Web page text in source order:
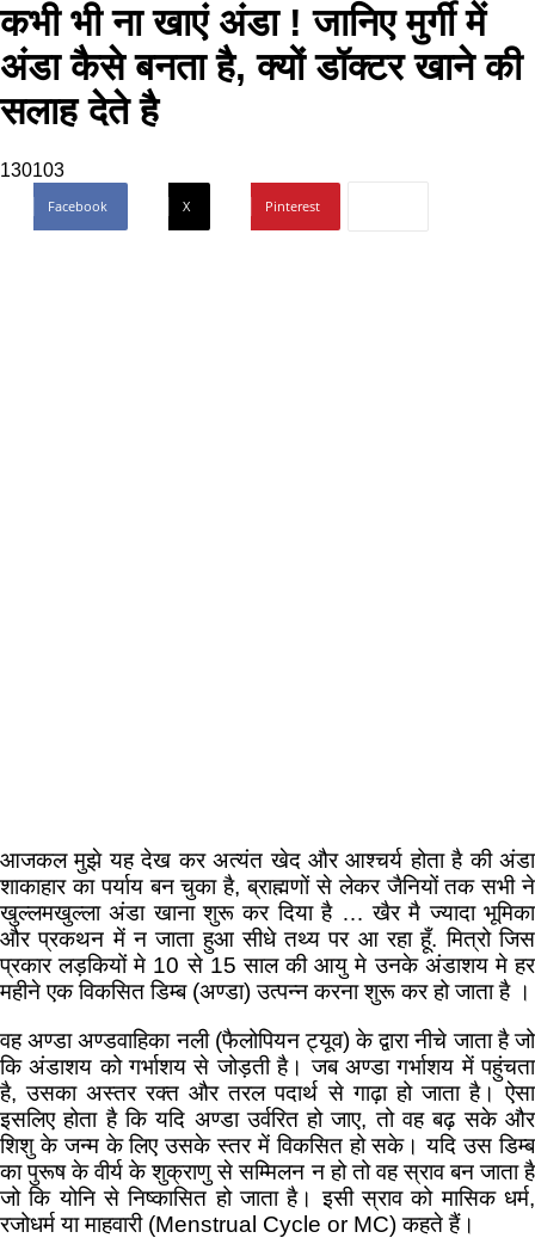
कभी भी ना खाएं अंडा ! जानिए मुर्गी में
अंडा कैसे बनता है, क्यों डॉक्टर खाने की
सलाह देते है
130103
Facebook X Pinterest
आजकल मुझे यह देख कर अत्यंत खेद और आश्चर्य होता है की अंडा
शाकाहार का पर्याय बन चुका है, ब्राह्मणों से लेकर जैनियों तक सभी ने
खुल्लमखुल्ला अंडा खाना शुरू कर दिया है … खैर मै ज्यादा भूमिका
और प्रकथन में न जाता हुआ सीधे तथ्य पर आ रहा हूँ. मित्रो जिस
प्रकार लड़कियों मे 10 से 15 साल की आयु मे उनके अंडाशय मे हर
महीने एक विकसित डिम्ब (अण्डा) उत्पन्न करना शुरू कर हो जाता है ।
वह अण्डा अण्डवाहिका नली (फैलोपियन ट्यूव) के द्वारा नीचे जाता है जो
कि अंडाशय को गर्भाशय से जोड़ती है। जब अण्डा गर्भाशय में पहुंचता
है, उसका अस्तर रक्त और तरल पदार्थ से गाढ़ा हो जाता है। ऐसा
इसलिए होता है कि यदि अण्डा उर्वरित हो जाए, तो वह बढ़ सके और
शिशु के जन्म के लिए उसके स्तर में विकसित हो सके। यदि उस डिम्ब
का पुरूष के वीर्य के शुक्राणु से सम्मिलन न हो तो वह स्राव बन जाता है
जो कि योनि से निष्कासित हो जाता है। इसी स्राव को मासिक धर्म,
रजोधर्म या माहवारी (Menstrual Cycle or MC) कहते हैं।